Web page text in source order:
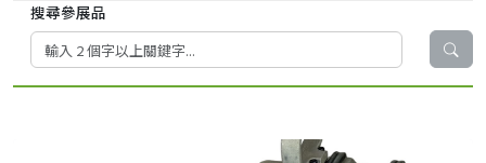
搜尋參展品